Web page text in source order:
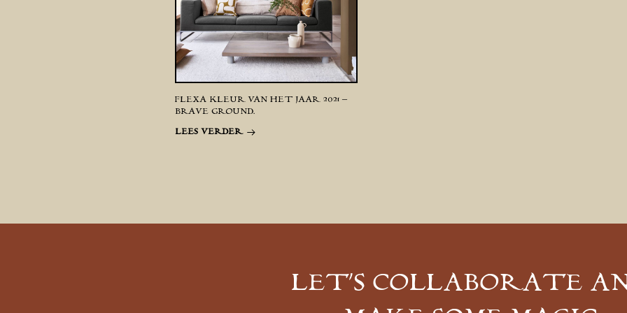
FLEXA KLEUR VAN HET JAAR 2021 –
BRAVE GROUND.
LEES VERDER
LET’S COLLABORATE